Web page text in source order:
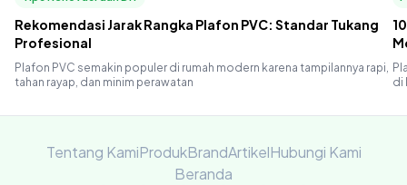
Rekomendasi Jarak Rangka Plafon PVC: Standar Tukang
Profesional
Plafon PVC semakin populer di rumah modern karena tampilannya rapi,
tahan rayap, dan minim perawatan
di
Tentang KamiProdukBrandArtikelHubungi Kami
Beranda